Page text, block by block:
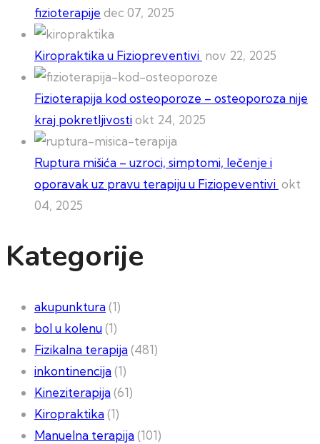
fizioterapije dec 07, 2025
Kiropraktika u Fiziopreventivi nov 22, 2025
Fizioterapija kod osteoporoze – osteoporoza nije
kraj pokretljivostiokt 24, 2025
Ruptura mišića – uzroci, simptomi, lečenje i
oporavak uz pravu terapiju u Fiziopeventivi okt
04, 2025
Kategorije
akupunktura(1)
bol u kolenu(1)
Fizikalna terapija(481)
inkontinencija(1)
Kineziterapija(61)
Kiropraktika(1)
Manuelna terapija(101)